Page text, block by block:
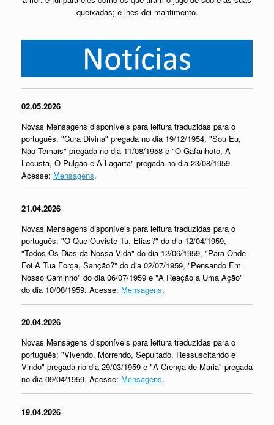
queixadas; e lhes dei mantimento.
02.05.2026
Novas Mensagens disponíveis para leitura traduzidas para o
português: "Cura Divina" pregada no dia 19/12/1954, "Sou Eu,
Não Temais" pregada no dia 11/08/1958 e "O Gafanhoto, A
Locusta, O Pulgão e A Lagarta" pregada no dia 23/08/1959.
Acesse: Mensagens.
21.04.2026
Novas Mensagens disponíveis para leitura traduzidas para o
português: "O Que Ouviste Tu, Elias?" do dia 12/04/1959,
"Todos Os Dias da Nossa Vida" do dia 12/06/1959, "Para Onde
Foi A Tua Força, Sanção?" do dia 02/07/1959, "Pensando Em
Nosso Caminho" do dia 06/07/1959 e "A Reação a Uma Ação"
do dia 10/08/1959. Acesse: Mensagens.
20.04.2026
Novas Mensagens disponíveis para leitura traduzidas para o
português: "Vivendo, Morrendo, Sepultado, Ressuscitando e
Vindo" pregada no dia 29/03/1959 e "A Crença de Maria" pregada
no dia 09/04/1959. Acesse: Mensagens.
19.04.2026